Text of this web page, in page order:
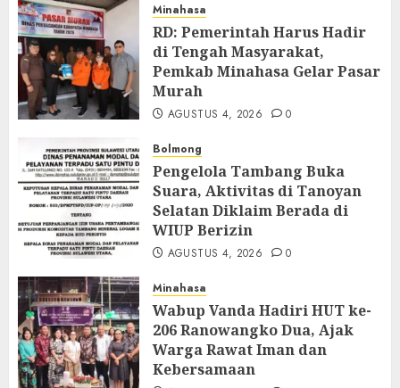
Minahasa
RD: Pemerintah Harus Hadir
di Tengah Masyarakat,
Pemkab Minahasa Gelar Pasar
Murah
AGUSTUS 4, 2026 0
Bolmong
Pengelola Tambang Buka
Suara, Aktivitas di Tanoyan
Selatan Diklaim Berada di
WIUP Berizin
AGUSTUS 4, 2026 0
Minahasa
Wabup Vanda Hadiri HUT ke-
206 Ranowangko Dua, Ajak
Warga Rawat Iman dan
Kebersamaan